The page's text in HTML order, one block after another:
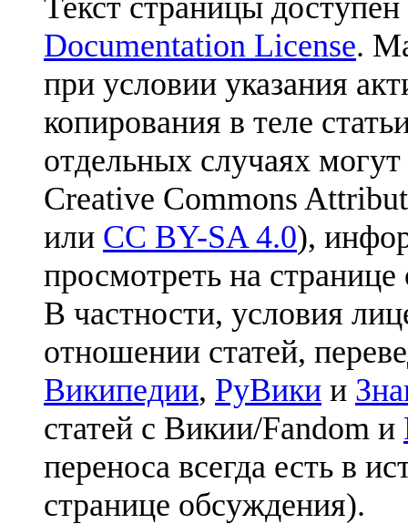
Documentation License.
при условии указания
копирования в теле
отдельных случаях
Creative Commons
или CC BY-SA 4.0),
просмотреть на
В частности, условия
отношении статей,
Википедии, РуВики и
статей с Викии/Fandom и
переноса всегда есть в
странице обсуждения).